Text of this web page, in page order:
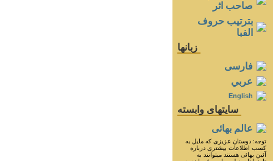
صاحب اثر
بترتيب حروف
الفبا
زبانها
فارسی
عربي
English
سايتهای وابسته
عالم بهائی
توجه: دوستان عزيزى كه مايل به
كسب اطلاعات بيشترى درباره
آئين بهائى هستند ميتوانند به